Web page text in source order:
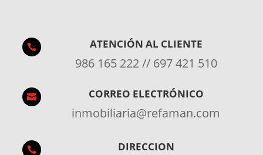
 ATENCIÓN AL CLIENTE
986 165 222 // 697 421 510
 CORREO ELECTRÓNICO
inmobiliaria@refaman.com
 DIRECCION